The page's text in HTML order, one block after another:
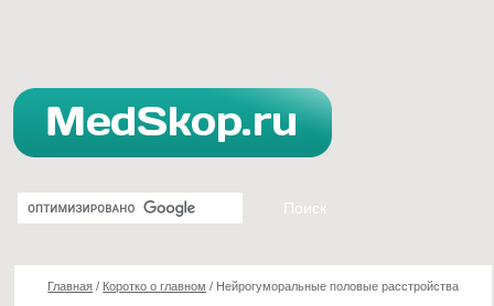
Главная / Коротко о главном / Нейрогуморальные половые расстройства